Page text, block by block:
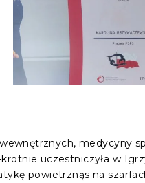
medycyny
uczestniczyła w
powietrznąs na